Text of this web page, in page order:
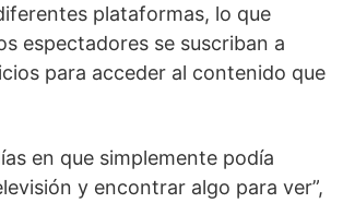
plataformas, lo que
espectadores se suscriban a
para acceder al contenido que
en que simplemente podía
y encontrar algo para ver”,